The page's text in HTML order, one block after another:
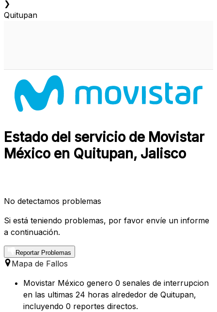
❯
Quitupan
Estado del servicio de Movistar
México en Quitupan, Jalisco
No detectamos problemas
Si está teniendo problemas, por favor envíe un informe
a continuación.
Reportar Problemas
Mapa de Fallos
Movistar México genero 0 senales de interrupcion
en las ultimas 24 horas alrededor de Quitupan,
incluyendo 0 reportes directos.